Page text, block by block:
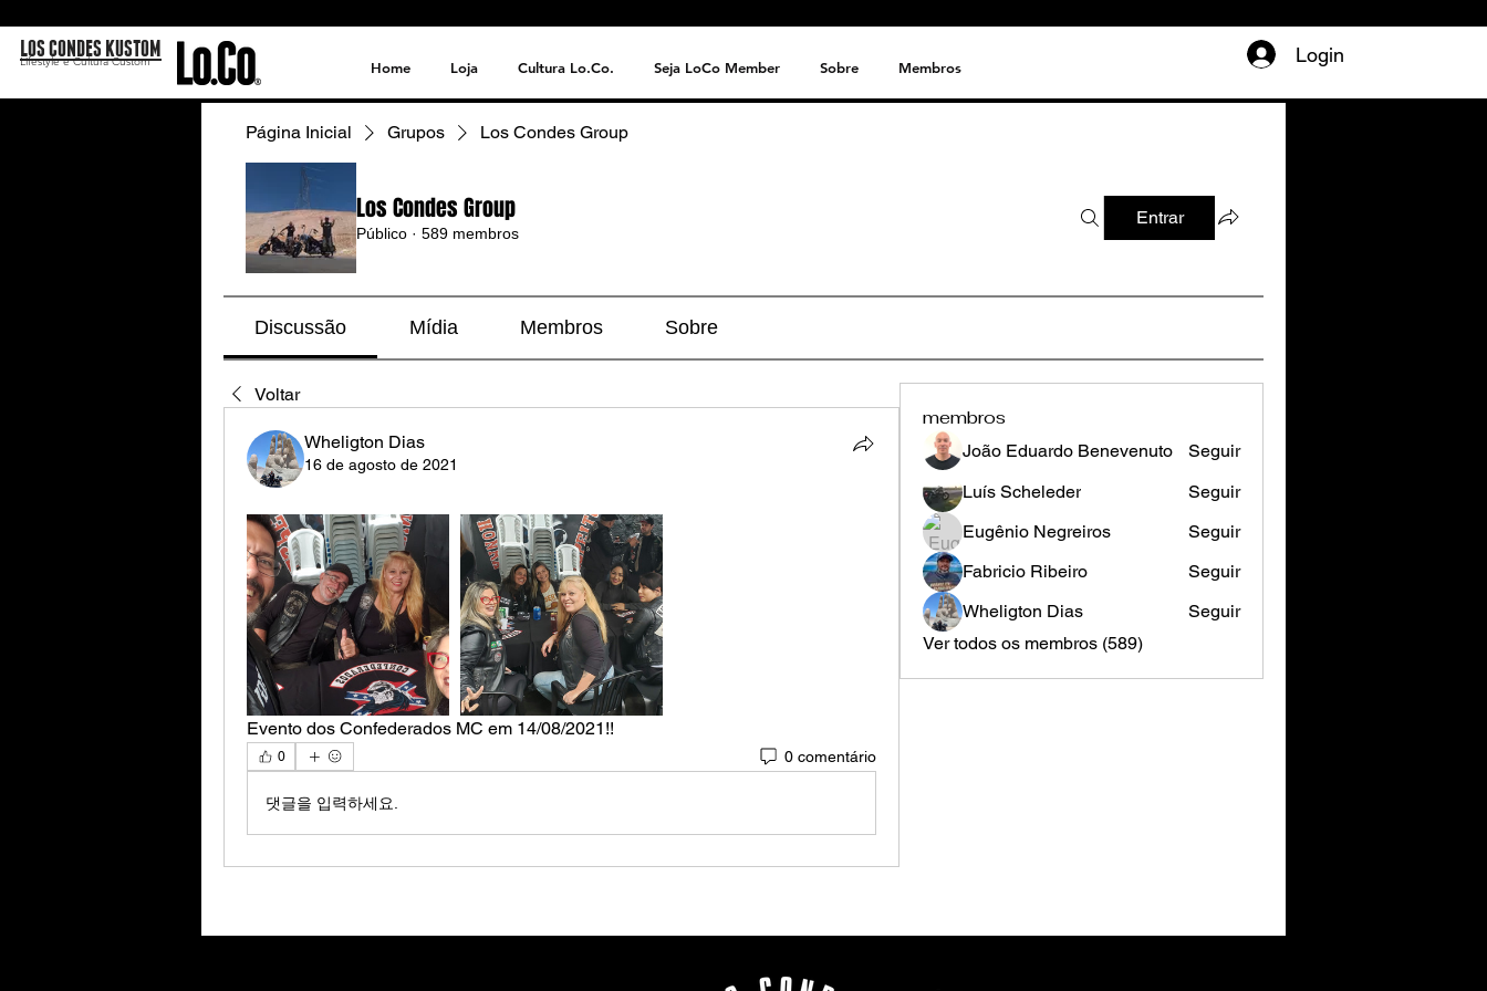
LOS CONDES KUSTOM
Lifestyle e Cultura Custom Home Loja Cultura Lo.Co. Seja LoCo Member Sobre Membros
Login
Página Inicial Grupos Los Condes Group
Los Condes Group
Público · 589 membros
Entrar
Discussão Mídia Membros Sobre
Voltar
Wheligton Dias
16 de agosto de 2021
Evento dos Confederados MC em 14/08/2021!!
0 0 comentário
댓글을 입력하세요.
membros
João Eduardo Benevenuto
Seguir
Luís Scheleder
Seguir
Eugênio Negreiros
Seguir
Fabricio Ribeiro
Seguir
Wheligton Dias
Seguir
Ver todos os membros (589)